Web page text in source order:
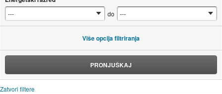
do
Više opcija filtriranja
PRONJUŠKAJ
Zatvori filtere